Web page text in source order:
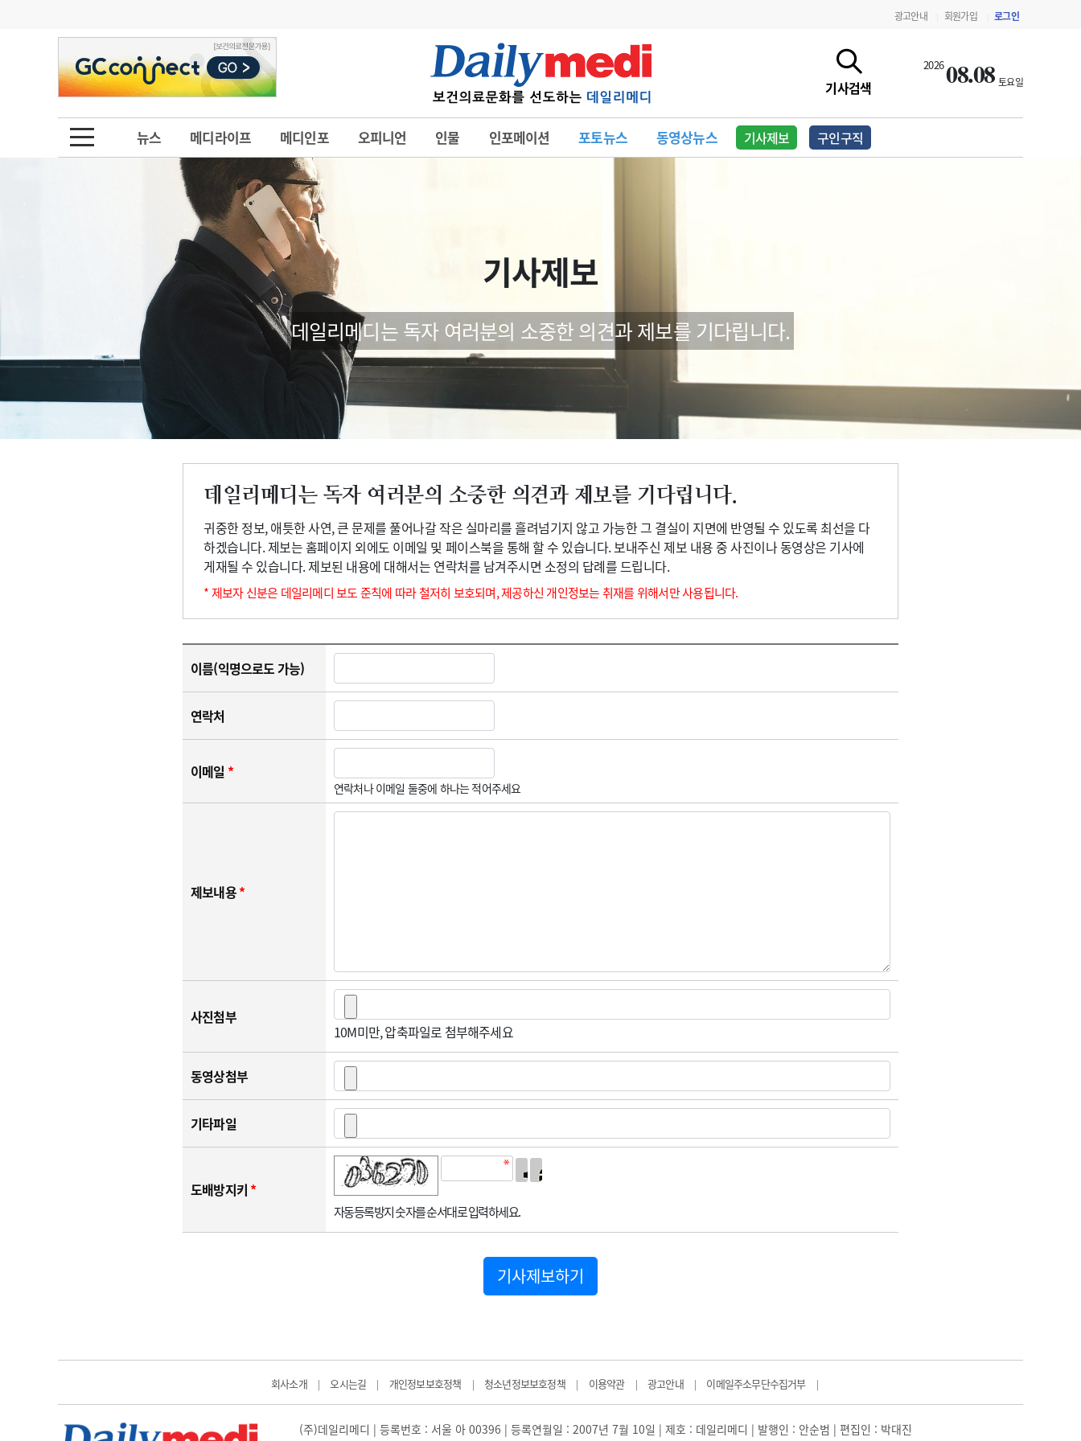
광고안내 회원가입 로그인
기사검색
202608.08 토요일
뉴스 메디라이프 메디인포 오피니언 인물 인포메이션 포토뉴스 동영상뉴스 기사제보 구인구직
금주의 검색어
1
의사인력 수급 추계
2
성분명 처방
3
AI의료
4
전공의 모집 결과
의사국시 합격률
6
관리급여 실시
의과대학 입시
10 약가인하
인사 사고
오피니언 칼럼 수첩
인물 초대석 피플
포토뉴스
지역병원 중소병원
행정처분 판례
학회·연수강좌 학회/연수강좌 행사
법적고지
기사제보
데일리메디는 독자 여러분의 소중한 의견과 제보를 기다립니다.
데일리메디는 독자 여러분의 소중한 의견과 제보를 기다립니다.
귀중한 정보, 애틋한 사연, 큰 문제를 풀어나갈 작은 실마리를 흘려넘기지 않고 가능한 그 결실이 지면에 반영될 수 있도록 최선을 다
하겠습니다. 제보는 홈페이지 외에도 이메일 및 페이스북을 통해 할 수 있습니다. 보내주신 제보 내용 중 사진이나 동영상은 기사에
게재될 수 있습니다. 제보된 내용에 대해서는 연락처를 남겨주시면 소정의 답례를 드립니다.
* 제보자 신분은 데일리메디 보도 준칙에 따라 철저히 보호되며, 제공하신 개인정보는 취재를 위해서만 사용됩니다.
이름(익명으로도 가능)
연락처
이메일 *
연락처나 이메일 둘중에 하나는 적어주세요
제보내용*
사진첨부
10M미만, 압축파일로 첨부해주세요
동영상첨부
기타파일
도배방지키 *
자동등록방지 숫자를 순서대로 입력하세요.
기사제보하기
회사소개 | 오시는길 | 개인정보보호정책 | 청소년정보보호정책 | 이용약관 | 광고안내 | 이메일주소무단수집거부 |
(주)데일리메디 | 등록번호 : 서울 아 00396 | 등록연월일 : 2007년 7월 10일 | 제호 : 데일리메디 | 발행인 : 안순범 | 편집인 : 박대진